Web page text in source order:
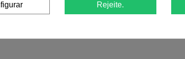
Rejeite.